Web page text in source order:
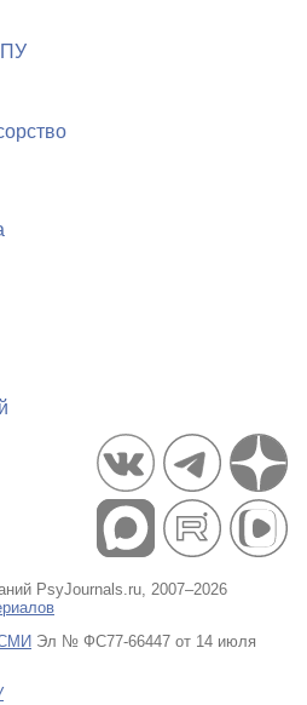
PsyJournals.ru, 2007–2026
СМИ Эл № ФС77-66447 от 14 июля